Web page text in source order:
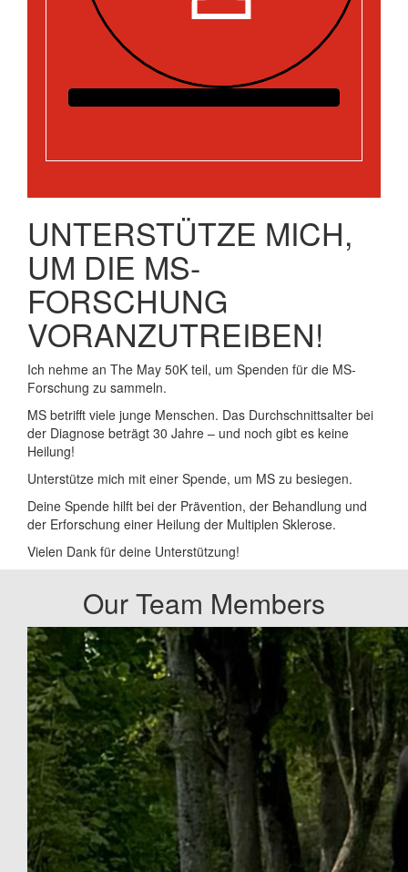
UNTERSTÜTZE MICH,
UM DIE MS-
FORSCHUNG
VORANZUTREIBEN!
Ich nehme an The May 50K teil, um Spenden für die MS-
Forschung zu sammeln.
MS betrifft viele junge Menschen. Das Durchschnittsalter bei
der Diagnose beträgt 30 Jahre – und noch gibt es keine
Heilung!
Unterstütze mich mit einer Spende, um MS zu besiegen.
Deine Spende hilft bei der Prävention, der Behandlung und
der Erforschung einer Heilung der Multiplen Sklerose.
Vielen Dank für deine Unterstützung!
Our Team Members